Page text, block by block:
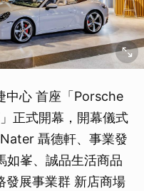
中心 首座「Porsche
正式開幕，開幕儀式
聶德軒、事業發
峯、誠品生活商品
發展事業群 新店商場